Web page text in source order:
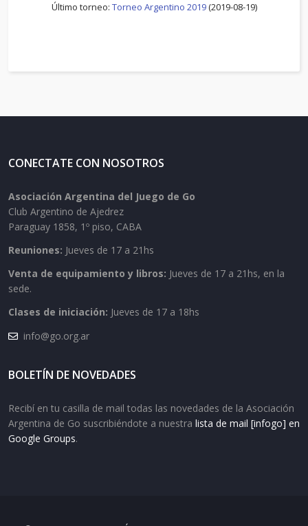
Último torneo: Torneo Argentino 2019(2019-08-19)
CONECTATE CON NOSOTROS
Asociación Argentina del Juego de Go
Club Argentino de Ajedrez
Paraguay 1858, 1º piso, CABA
Reuniones: Jueves de 17 a 21hs
Venta de equipamiento y libros: Jueves de 17 a 21hs, en la
sede.
Clases de iniciación: Jueves de 17 a 18hs
info@go.org.ar
BOLETÍN DE NOVEDADES
Recibí en tu casilla de mail todas las novedades de la Asociación
Argentina de Go suscribiéndote a nuestra lista de mail [infogo] en
Google Groups.